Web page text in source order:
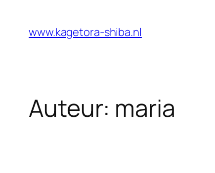
www.kagetora-shiba.nl
Auteur: maria